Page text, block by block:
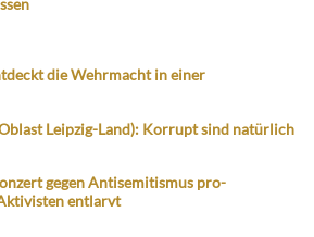
die Wehrmacht in einer
Leipzig-Land): Korrupt sind natürlich
gegen Antisemitismus pro-
entlarvt